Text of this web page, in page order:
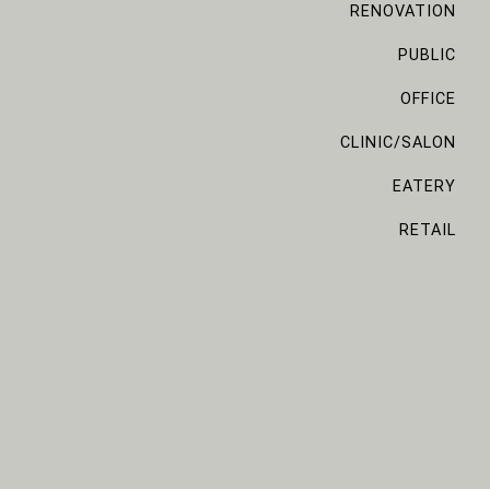
RENOVATION
PUBLIC
OFFICE
CLINIC/SALON
EATERY
RETAIL